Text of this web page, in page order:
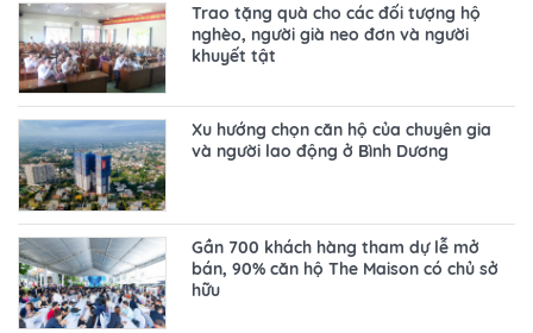
Trao tặng quà cho các đối tượng hộ
nghèo, người già neo đơn và người
khuyết tật
Xu hướng chọn căn hộ của chuyên gia
và người lao động ở Bình Dương
Gần 700 khách hàng tham dự lễ mở
bán, 90% căn hộ The Maison có chủ sở
hữu